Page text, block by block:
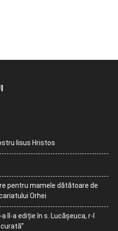
Iisus Hristos
pentru mamele dătătoare de
Orhei
II-a ediție în s. Lucășeuca, r-l